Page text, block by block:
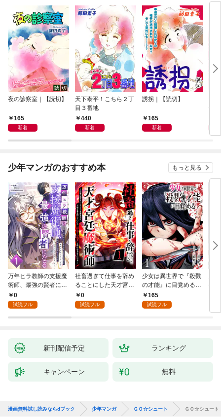
夜の診察室｜【読切】
165
新着
天下泰平！こちら２丁
目３番地
440
新着
誘拐｜【読切】
165
新着
切】
少年マンガのおすすめ本 もっと見る
万年ヒラ教師の支援魔
術師、最強の賢者にな
る～不人気の支援魔術
師は給料泥棒だと魔術
が、出世した元教え子
0
試読フル
社畜過ぎて仕事を辞め
ることにした天才宮廷
魔術師～辺境の地でス
ローライフを夢見る
0
試読フル
少女は異世界で『殺戮
の才能』に目覚める
(話売り) #1
165
試読フル
者
新刊配信予定 ランキング
キャンペーン 無料
漫画無料試し読みならdブック 少年マンガ ＧＯ☆シュート ＧＯ☆シュート